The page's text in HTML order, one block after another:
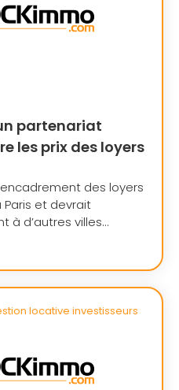
partenariat
les prix des loyers
des loyers
et devrait
à d’autres villes...
locative investisseurs